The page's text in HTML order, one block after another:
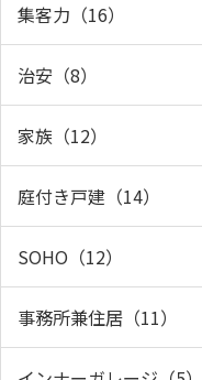
集客力（16）
治安（8）
家族（12）
庭付き戸建（14）
SOHO（12）
事務所兼住居（11）